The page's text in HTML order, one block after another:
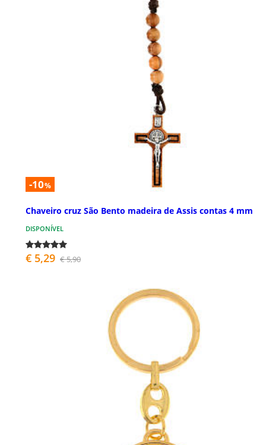
-10%
Chaveiro cruz São Bento madeira de Assis contas 4 mm
DISPONÍVEL
€ 5,29 € 5,90